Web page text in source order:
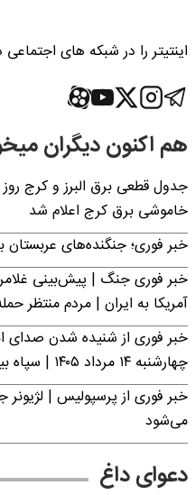
اینتیتر را در شبکه های اجتماعی
هم اکنون دیگران
خاموشی برق کرج اعلام شد
خبر فوری؛ جنگنده‌های عربستان
خبر فوری جنگ | پیش‌بینی
آمریکا به ایران | مردم منتظر
خبر فوری از شنیده شدن صدای
چهارشنبه ۱۴ مرداد ۱۴۰۵ | سپاه بیانیه صادر کرد
خبر فوری از پرسپولیس |
می‌شود
دعوای داغ